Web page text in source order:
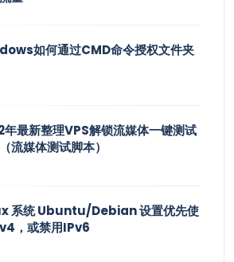
如何通过CMD命令授权文件夹
最新整理VPS解锁流媒体一键测试
流媒体测试脚本）
系统 Ubuntu/Debian 设置优先使
，或禁用IPv6